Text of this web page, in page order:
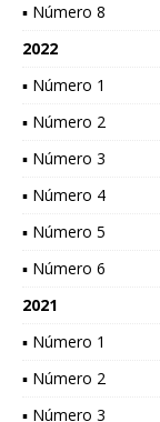
▪ Número 8
2022
▪ Número 1
▪ Número 2
▪ Número 3
▪ Número 4
▪ Número 5
▪ Número 6
2021
▪ Número 1
▪ Número 2
▪ Número 3